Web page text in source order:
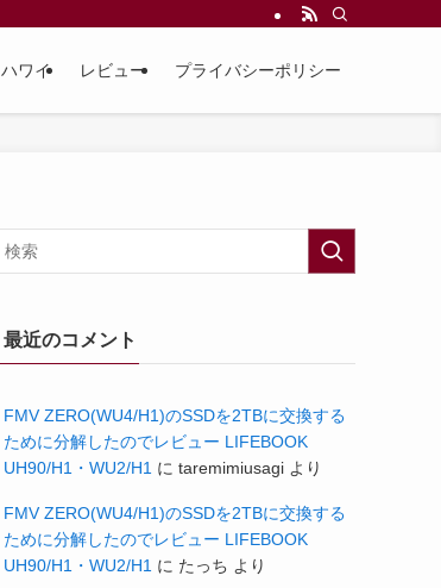
ハワイ レビュー プライバシーポリシー
最近のコメント
FMV ZERO(WU4/H1)のSSDを2TBに交換する
ために分解したのでレビュー LIFEBOOK
UH90/H1・WU2/H1 に taremimiusagi より
FMV ZERO(WU4/H1)のSSDを2TBに交換する
ために分解したのでレビュー LIFEBOOK
UH90/H1・WU2/H1 に たっち より